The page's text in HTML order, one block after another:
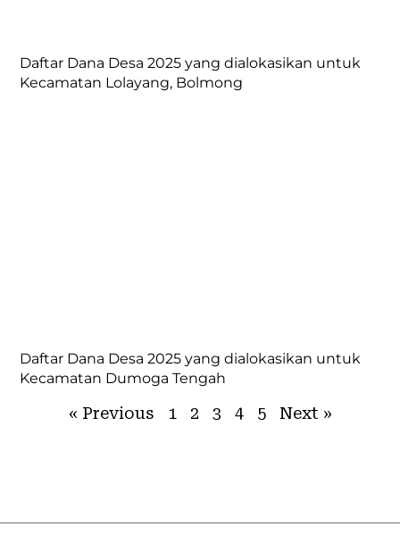
Daftar Dana Desa 2025 yang dialokasikan untuk
Kecamatan Lolayang, Bolmong
Daftar Dana Desa 2025 yang dialokasikan untuk
Kecamatan Dumoga Tengah
« Previous 1 2 3 4 5 Next »